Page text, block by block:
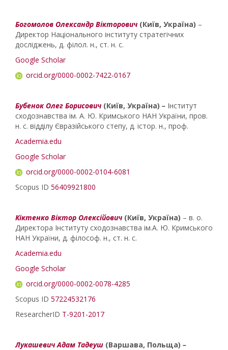
Богомолов Олександр Вікторович (Київ, Україна) –
Директор Національного інституту стратегічних
досліджень, д. філол. н., ст. н. с.
Google Scholar
orcid.org/0000-0002-7422-0167
Бубенок Олег Борисович (Київ, Україна) – Інститут
сходознавства ім. А. Ю. Кримського НАН України, пров.
н. с. відділу Євразійського степу, д. істор. н., проф.
Academia.edu
Google Scholar
orcid.org/0000-0002-0104-6081
Scopus ID 56409921800
Кіктенко Віктор Олексійович (Київ, Україна) – в. о.
Директора Інституту сходознавства ім.А. Ю. Кримського
НАН України, д. філософ. н., ст. н. с.
Academia.edu
Google Scholar
orcid.org/0000-0002-0078-4285
Scopus ID 57224532176
ResearcherID T-9201-2017
Лукашевич Адам Тадеуш (Варшава, Польща) –